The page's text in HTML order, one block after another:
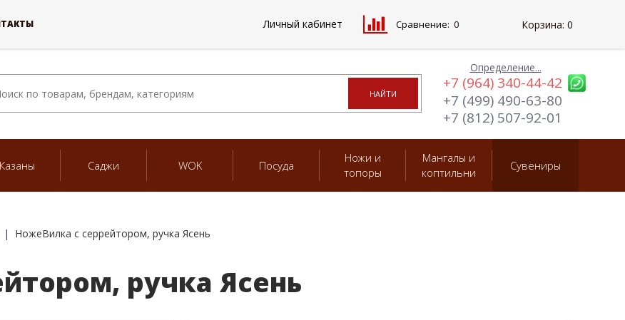
Определение...
+7 (964) 340-44-42
+7 (499) 490-63-80
+7 (812) 507-92-01
Казаны Саджи WOK Посуда
Ножи и
топоры
Мангалы и
коптильни
Сувениры
НожеВилка с серрейтором, ручка Ясень
ручка Ясень
Личный кабинет Сравнение: 0 Корзина: 0